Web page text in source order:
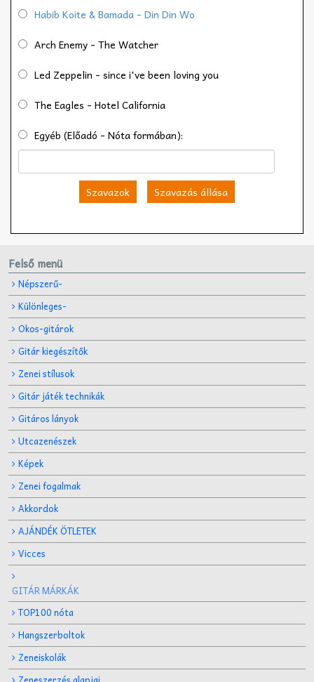
Habib Koite & Bamada - Din Din Wo
Arch Enemy - The Watcher
Led Zeppelin - since i've been loving you
The Eagles - Hotel California
Egyéb (Előadó - Nóta formában):
Szavazok Szavazás állása
Felső menü
Népszerű-
Különleges-
Okos-gitárok
Gitár kiegészítők
Zenei stílusok
Gitár játék technikák
Gitáros lányok
Utcazenészek
Képek
Zenei fogalmak
Akkordok
AJÁNDÉK ÖTLETEK
Vicces
GITÁR MÁRKÁK
TOP100 nóta
Hangszerboltok
Zeneiskolák